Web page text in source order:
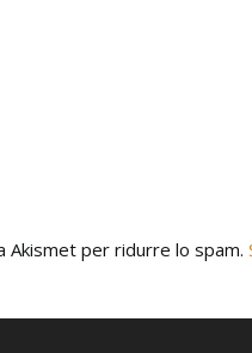
Akismet per ridurre lo spam.